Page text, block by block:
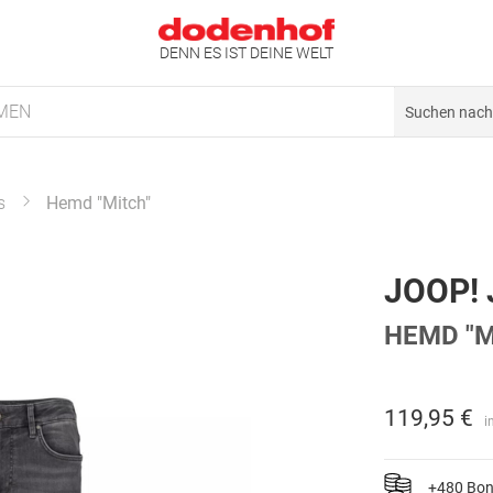
DENN ES IST DEINE WELT
Hemd "Mitch"
JOOP!
HEMD
119,95 €
+480